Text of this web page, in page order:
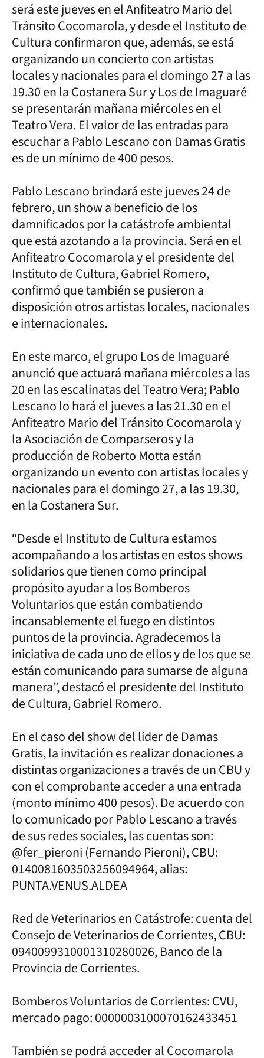
será este jueves en el Anfiteatro Mario del
Tránsito Cocomarola, y desde el Instituto de
Cultura confirmaron que, además, se está
organizando un concierto con artistas
locales y nacionales para el domingo 27 a las
19.30 en la Costanera Sur y Los de Imaguaré
se presentarán mañana miércoles en el
Teatro Vera. El valor de las entradas para
escuchar a Pablo Lescano con Damas Gratis
es de un mínimo de 400 pesos.
Pablo Lescano brindará este jueves 24 de
febrero, un show a beneficio de los
damnificados por la catástrofe ambiental
que está azotando a la provincia. Será en el
Anfiteatro Cocomarola y el presidente del
Instituto de Cultura, Gabriel Romero,
confirmó que también se pusieron a
disposición otros artistas locales, nacionales
e internacionales.
En este marco, el grupo Los de Imaguaré
anunció que actuará mañana miércoles a las
20 en las escalinatas del Teatro Vera; Pablo
Lescano lo hará el jueves a las 21.30 en el
Anfiteatro Mario del Tránsito Cocomarola y
la Asociación de Comparseros y la
producción de Roberto Motta están
organizando un evento con artistas locales y
nacionales para el domingo 27, a las 19.30,
en la Costanera Sur.
“Desde el Instituto de Cultura estamos
acompañando a los artistas en estos shows
solidarios que tienen como principal
propósito ayudar a los Bomberos
Voluntarios que están combatiendo
incansablemente el fuego en distintos
puntos de la provincia. Agradecemos la
iniciativa de cada uno de ellos y de los que se
están comunicando para sumarse de alguna
manera”, destacó el presidente del Instituto
de Cultura, Gabriel Romero.
En el caso del show del líder de Damas
Gratis, la invitación es realizar donaciones a
distintas organizaciones a través de un CBU y
con el comprobante acceder a una entrada
(monto mínimo 400 pesos). De acuerdo con
lo comunicado por Pablo Lescano a través
de sus redes sociales, las cuentas son:
@fer_pieroni (Fernando Pieroni), CBU:
0140081603503256094964, alias:
PUNTA.VENUS.ALDEA
Red de Veterinarios en Catástrofe: cuenta del
Consejo de Veterinarios de Corrientes, CBU:
0940099310001310280026, Banco de la
Provincia de Corrientes.
Bomberos Voluntarios de Corrientes: CVU,
mercado pago: 0000003100070162433451
También se podrá acceder al Cocomarola